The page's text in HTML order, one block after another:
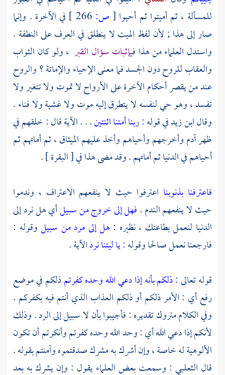
للمسألة ، ثم أميتوا ثم أحيوا [ص:
في الآخرة . وإنما
صار إلى هذا ; لأن لفظ الميت لا ينطلق في العرف على النطفة .
واستدل العلماء من هذا فيإثبات سؤال القبر ، ولو كان الثواب
والعقاب للروح دون الجسد فما معنى الإحياء والإماتة ؟ والروح
عند من يقصر أحكام الآخرة على الأرواح لا تموت ولا تتغير ولا
تفسد ، وهو حي لنفسه لا يتطرق إليه موت ولا غشية ولا فناء .
وقالابن زيدفي قوله :ربنا أمتنا اثنتين. . . الآية قال : خلقهم في
ظهرآدموأخرجهم وأحياهم وأخذ عليهم الميثاق ، ثم أماتهم ثم
أحياهم في الدنيا ثم أماتهم . وقد مضى هذا في [ البقرة ] .
فاعترفنا بذنوبنا اعترفوا حيث لا ينفعهم الاعتراف ، وندموا
حيث لا ينفعهم الندم .فهل إلى خروج من سبيلأي هل نرد إلى
الدنيا لنعمل بطاعتك ، نظيره :هل إلى مرد من سبيلوقوله :
فارجعنا نعمل صالحا وقوله :يا ليتنا نردالآية .
قوله تعالى :ذلكم بأنه إذا دعي الله وحده كفرتمذلكم في موضع
رفع أي : الأمر ذلكم أو ذلكم العذاب الذي أنتم فيه بكفركم .
وفي الكلام متروك تقديره : فأجيبوا بأن لا سبيل إلى الرد . وذلك
لأنكم إذا دعي الله أي : وحد الله وحده كفرتم وأنكرتم أن تكون
الألوهية له خاصة ، وإن أشرك به مشرك صدقتموه وآمنتم بقوله .
قال الثعلبي : وسمعت بعض العلماء يقول : وإن يشرك به بعد